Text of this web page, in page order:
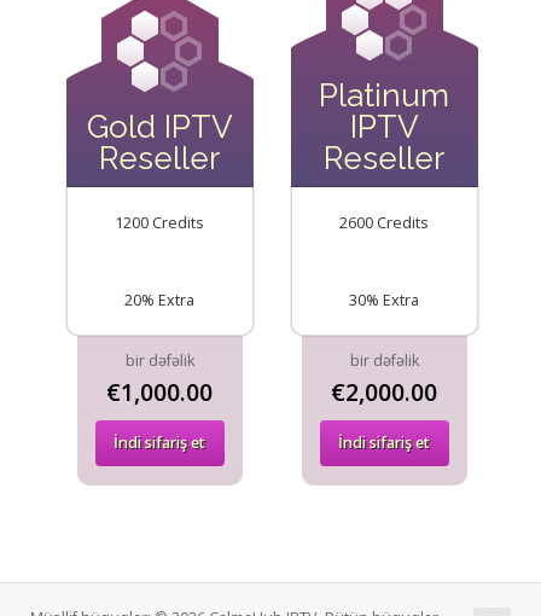
Gold IPTV
Reseller
1200 Credits
20% Extra
bir dəfəlik
€1,000.00
İndi sifariş et
Platinum
IPTV
Reseller
2600 Credits
30% Extra
bir dəfəlik
€2,000.00
İndi sifariş et